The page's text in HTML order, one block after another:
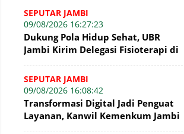
Barat
SEPUTAR JAMBI
09/08/2026 16:27:23
Dukung Pola Hidup Sehat, UBR
Jambi Kirim Delegasi Fisioterapi di
SEPUTAR JAMBI
09/08/2026 16:08:42
Transformasi Digital Jadi Penguat
Layanan, Kanwil Kemenkum Jambi